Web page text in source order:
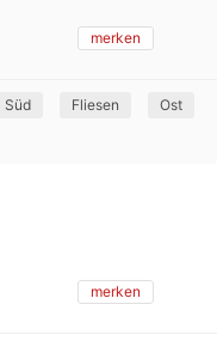
merken
Süd Fliesen
Ost
merken